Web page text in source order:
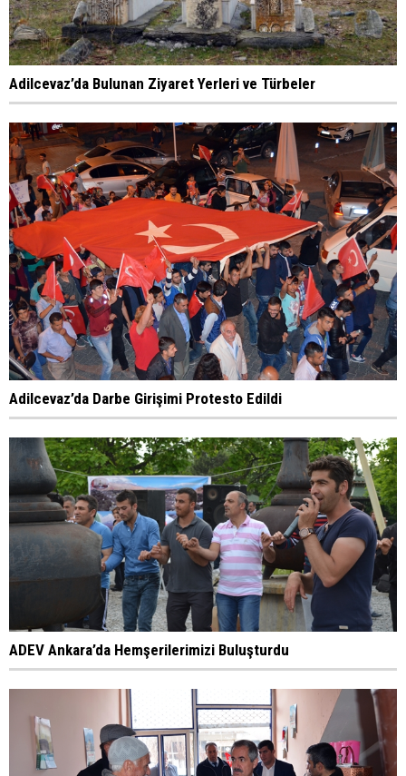
Adilcevaz’da Bulunan Ziyaret Yerleri ve Türbeler
Adilcevaz’da Darbe Girişimi Protesto Edildi
ADEV Ankara’da Hemşerilerimizi Buluşturdu